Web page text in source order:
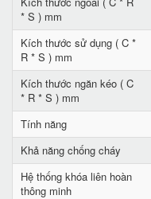
* S ) mm
Kích thước sử dụng ( C *
R * S ) mm
Kích thước ngăn kéo ( C
* R * S ) mm
Tính năng
Khả năng chống cháy
Hệ thống khóa liên hoàn
thông minh